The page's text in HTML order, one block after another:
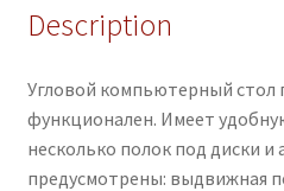
Description
Угловой компьютерный стол
функционален. Имеет
несколько полок под диски и
предусмотрены: выдвижная